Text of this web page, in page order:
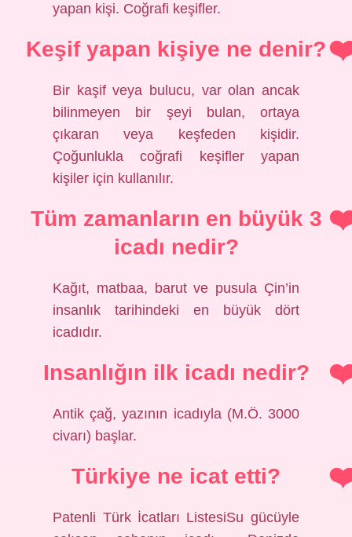
yapan kişi. Coğrafi keşifler.
Keşif yapan kişiye ne denir?
Bir kaşif veya bulucu, var olan ancak
bilinmeyen bir şeyi bulan, ortaya
çıkaran veya keşfeden kişidir.
Çoğunlukla coğrafi keşifler yapan
kişiler için kullanılır.
Tüm zamanların en büyük 3
icadı nedir?
Kağıt, matbaa, barut ve pusula Çin’in
insanlık tarihindeki en büyük dört
icadıdır.
Insanlığın ilk icadı nedir?
Antik çağ, yazının icadıyla (M.Ö. 3000
civarı) başlar.
Türkiye ne icat etti?
Patenli Türk İcatları ListesiSu gücüyle